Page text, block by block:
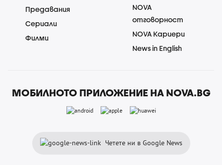
Предавания
Сериали
Филми
NOVA
отговорност
NOVA Кариери
News in English
МОБИЛНОТО ПРИЛОЖЕНИЕ НА NOVA.BG
Четете ни в Google News